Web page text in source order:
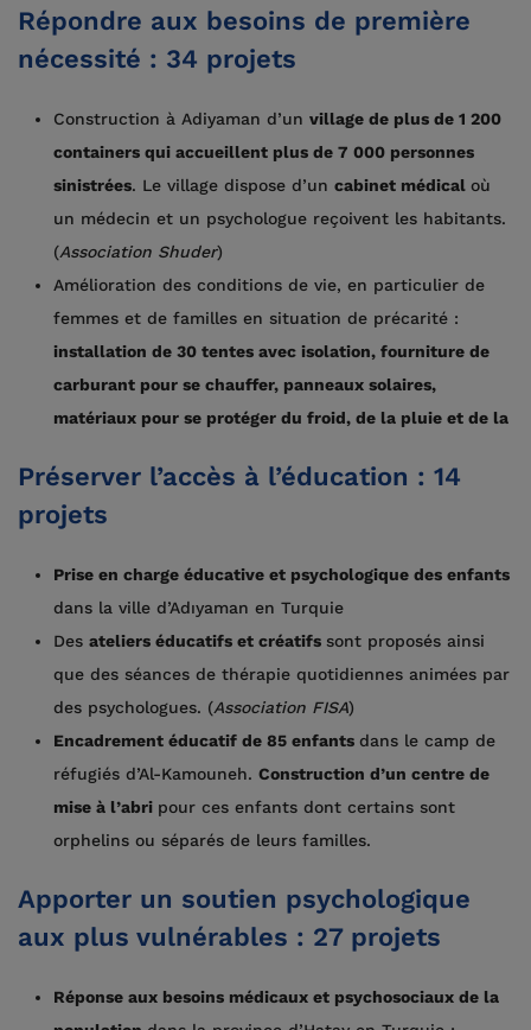
Répondre aux besoins de première
nécessité : 34 projets
Construction à Adiyaman d’un village de plus de 1 200
containers qui accueillent plus de 7 000 personnes
sinistrées. Le village dispose d’un cabinet médical où
un médecin et un psychologue reçoivent les habitants.
(Association Shuder)
Amélioration des conditions de vie, en particulier de
femmes et de familles en situation de précarité :
installation de 30 tentes avec isolation, fourniture de
carburant pour se chauffer, panneaux solaires,
matériaux pour se protéger du froid, de la pluie et de la
Préserver l’accès à l’éducation : 14
projets
Prise en charge éducative et psychologique des enfants
dans la ville d’Adıyaman en Turquie
Des ateliers éducatifs et créatifs sont proposés ainsi
que des séances de thérapie quotidiennes animées par
des psychologues. (Association FISA)
Encadrement éducatif de 85 enfants dans le camp de
réfugiés d’Al-Kamouneh. Construction d’un centre de
mise à l’abri pour ces enfants dont certains sont
orphelins ou séparés de leurs familles.
Apporter un soutien psychologique
aux plus vulnérables : 27 projets
Réponse aux besoins médicaux et psychosociaux de la